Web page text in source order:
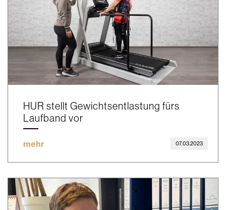
HUR stellt Gewichtsentlastung fürs
Laufband vor
mehr 07.03.2023